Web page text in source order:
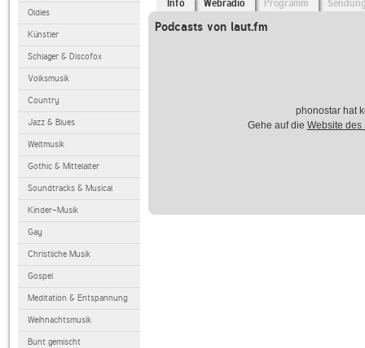
Oldies
Künstler
Schlager & Discofox
Volksmusik
Country
Jazz & Blues
Weltmusik
Gothic & Mittelalter
Soundtracks & Musical
Kinder-Musik
Gay
Christliche Musik
Gospel
Meditation & Entspannung
Weihnachtsmusik
Bunt gemischt
Info Webradio Programm
Podcasts von laut.fm
phonostar hat
Gehe auf die Website des